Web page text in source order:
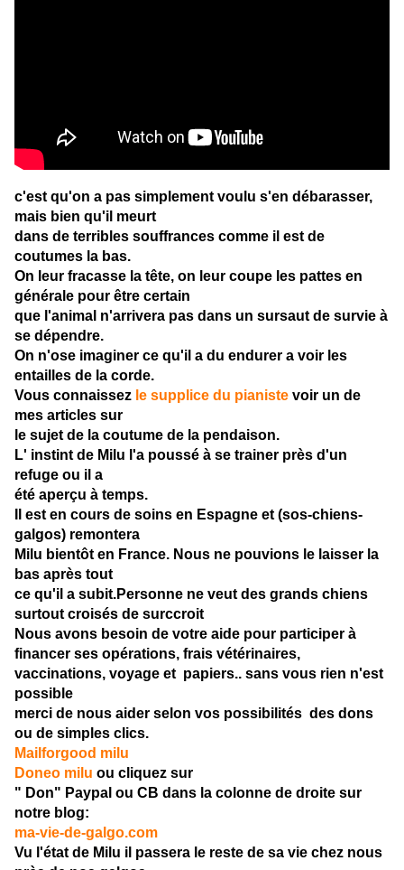
c'est qu'on a pas simplement voulu s'en débarasser,
mais bien qu'il meurt
dans de terribles souffrances comme il est de
coutumes la bas.
On leur fracasse la tête, on leur coupe les pattes en
générale pour être certain
que l'animal n'arrivera pas dans un sursaut de survie à
se dépendre.
On n'ose imaginer ce qu'il a du endurer a voir les
entailles de la corde.
Vous connaissez le supplice du pianiste voir un de
mes articles sur
le sujet de la coutume de la pendaison.
L' instint de Milu l'a poussé à se trainer près d'un
refuge ou il a
été aperçu à temps.
Il est en cours de soins en Espagne et (sos-chiens-
galgos) remontera
Milu bientôt en France. Nous ne pouvions le laisser la
bas après tout
ce qu'il a subit.Personne ne veut des grands chiens
surtout croisés de surccroit
Nous avons besoin de votre aide pour participer à
financer ses opérations, frais vétérinaires,
vaccinations, voyage et papiers.. sans vous rien n'est
possible
merci de nous aider selon vos possibilités des dons
ou de simples clics.
Mailforgood milu
Doneo milu ou cliquez sur
" Don" Paypal ou CB dans la colonne de droite sur
notre blog:
ma-vie-de-galgo.com
Vu l'état de Milu il passera le reste de sa vie chez nous